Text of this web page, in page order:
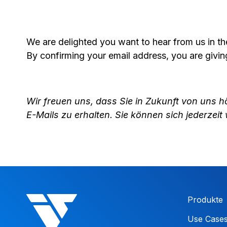
We are delighted you want to hear from us in
By confirming your email address, you are
Wir freuen uns, dass Sie in Zukunft von uns
E-Mails zu erhalten. Sie können sich jederzeit
Produkte
Use Cases